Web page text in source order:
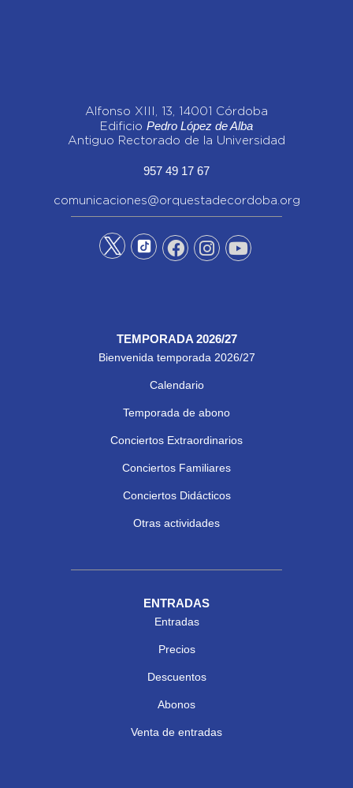
Alfonso XIII, 13, 14001 Córdoba
Edificio Pedro López de Alba
Antiguo Rectorado de la Universidad
957 49 17 67
comunicaciones@orquestadecordoba.org
TEMPORADA 2026/27
Bienvenida temporada 2026/27
Calendario
Temporada de abono
Conciertos Extraordinarios
Conciertos Familiares
Conciertos Didácticos
Otras actividades
ENTRADAS
Entradas
Precios
Descuentos
Abonos
Venta de entradas